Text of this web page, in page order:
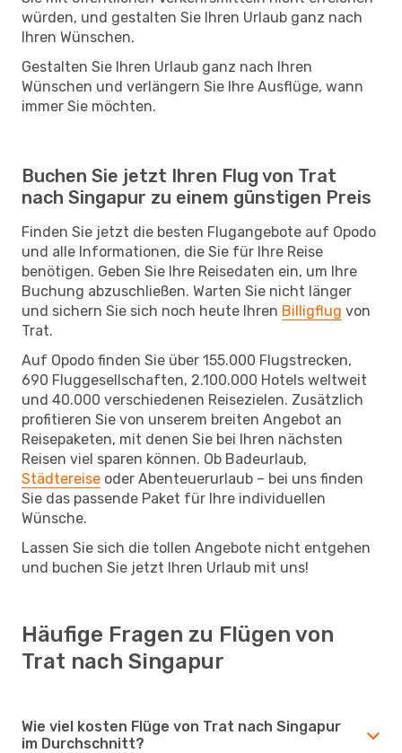
würden, und gestalten Sie Ihren Urlaub ganz nach
Ihren Wünschen.
Gestalten Sie Ihren Urlaub ganz nach Ihren
Wünschen und verlängern Sie Ihre Ausflüge, wann
immer Sie möchten.
Buchen Sie jetzt Ihren Flug von Trat
nach Singapur zu einem günstigen Preis
Finden Sie jetzt die besten Flugangebote auf Opodo
und alle Informationen, die Sie für Ihre Reise
benötigen. Geben Sie Ihre Reisedaten ein, um Ihre
Buchung abzuschließen. Warten Sie nicht länger
und sichern Sie sich noch heute Ihren Billigflug von
Trat.
Auf Opodo finden Sie über 155.000 Flugstrecken,
690 Fluggesellschaften, 2.100.000 Hotels weltweit
und 40.000 verschiedenen Reisezielen. Zusätzlich
profitieren Sie von unserem breiten Angebot an
Reisepaketen, mit denen Sie bei Ihren nächsten
Reisen viel sparen können. Ob Badeurlaub,
Städtereise oder Abenteuerurlaub – bei uns finden
Sie das passende Paket für Ihre individuellen
Wünsche.
Lassen Sie sich die tollen Angebote nicht entgehen
und buchen Sie jetzt Ihren Urlaub mit uns!
Häufige Fragen zu Flügen von
Trat nach Singapur
Wie viel kosten Flüge von Trat nach Singapur
im Durchschnitt?